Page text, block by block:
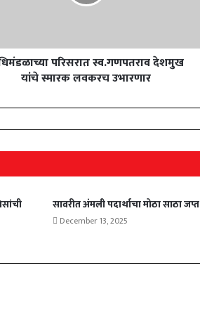
परिसरात स्व.गणपतराव देशमुख
यांचे स्मारक लवकरच उभारणार
सावरीत अंमली पदार्थाचा मोठा साठा जप्त
December 13, 2025